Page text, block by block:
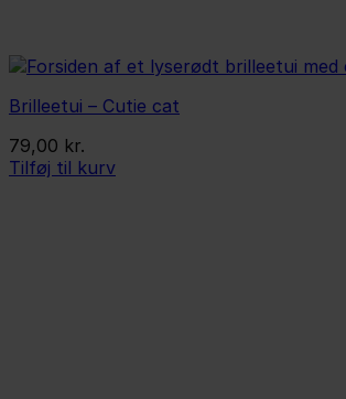
Brilleetui – Cutie cat
79,00 kr.
Tilføj til kurv